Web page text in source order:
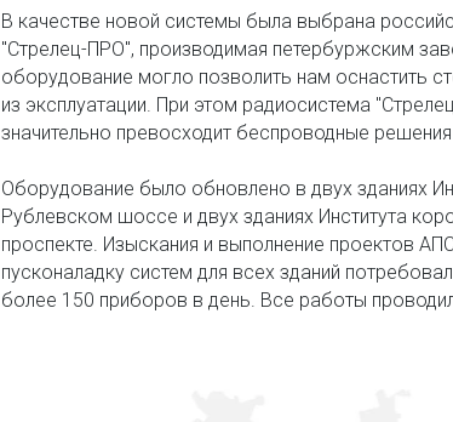
В качестве новой системы была выбрана
"Стрелец-ПРО", производимая петербуржским
оборудование могло позволить нам оснастить
из эксплуатации. При этом радиосистема
значительно превосходит беспроводные решения
Оборудование было обновлено в двух зданиях
Рублевском шоссе и двух зданиях Института
проспекте. Изыскания и выполнение проектов
пусконаладку систем для всех зданий
более 150 приборов в день. Все работы